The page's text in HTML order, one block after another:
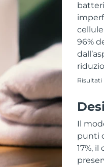
96%
Risultati
Il
punti
17%,